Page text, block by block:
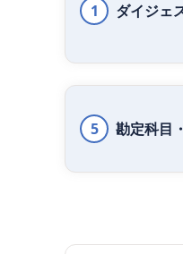
1 ダイジェ
5 勘定科目